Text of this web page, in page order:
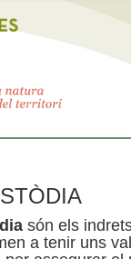
són els
a tenir uns